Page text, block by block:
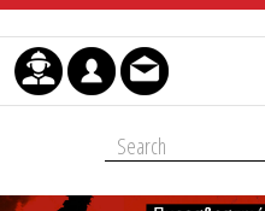
Μετάβαση στο περιεχόμενο